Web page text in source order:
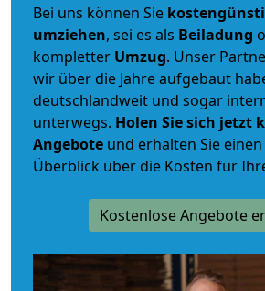
Bei uns können Sie
umziehen, sei es als Beiladung
kompletter Umzug. Unser
wir über die Jahre aufgebaut
deutschlandweit und sogar
unterwegs. Holen Sie sich jetzt
Angebote und erhalten Sie
Überblick über die Kosten für
Kostenlose Angebote